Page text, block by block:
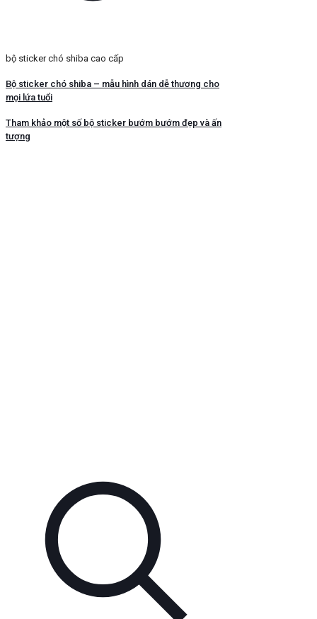
bộ sticker chó shiba cao cấp
Bộ sticker chó shiba – mẫu hình dán dễ thương cho
mọi lứa tuổi
Tham khảo một số bộ sticker bướm bướm đẹp và ấn
tượng